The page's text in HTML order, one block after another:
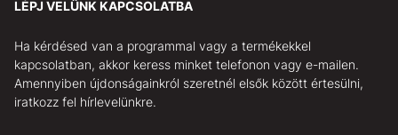
LÉPJ VELÜNK KAPCSOLATBA
Ha kérdésed van a programmal vagy a termékekkel
kapcsolatban, akkor keress minket telefonon vagy e-mailen.
Amennyiben újdonságainkról szeretnél elsők között értesülni,
iratkozz fel hírlevelünkre.